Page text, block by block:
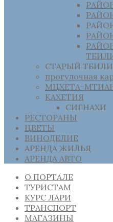
СТАРЫЙ
прогулочная
МЦХЕТА-
КАХЕТИЯ
СИГНАХИ
РЕСТОРАНЫ
ЦВЕТЫ
ВИНОДЕЛИЕ
АРЕНДА ЖИЛЬЯ
АРЕНДА АВТО
О ПОРТАЛЕ
ТУРИСТАМ
КУРС ЛАРИ
ТРАНСПОРТ
МАГАЗИНЫ